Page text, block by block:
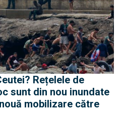
Rețelele de
sunt din nou inundate
mobilizare către